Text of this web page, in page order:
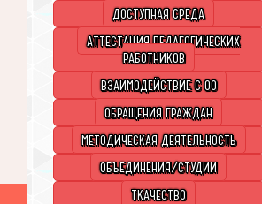
ДОСТУПНАЯ СРЕДА
АТТЕСТАЦИЯ ПЕДАГОГИЧЕСКИХ
РАБОТНИКОВ
ВЗАИМОДЕЙСТВИЕ С ОО
ОБРАЩЕНИЯ ГРАЖДАН
МЕТОДИЧЕСКАЯ ДЕЯТЕЛЬНОСТЬ
ОБЪЕДИНЕНИЯ/СТУДИИ
ТКАЧЕСТВО